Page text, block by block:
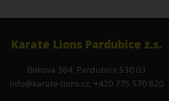
Karate Lions Pardubice z.s.
Bokova 364, Pardubice 530 03
info@karate-lions.cz, +420 775 570 820